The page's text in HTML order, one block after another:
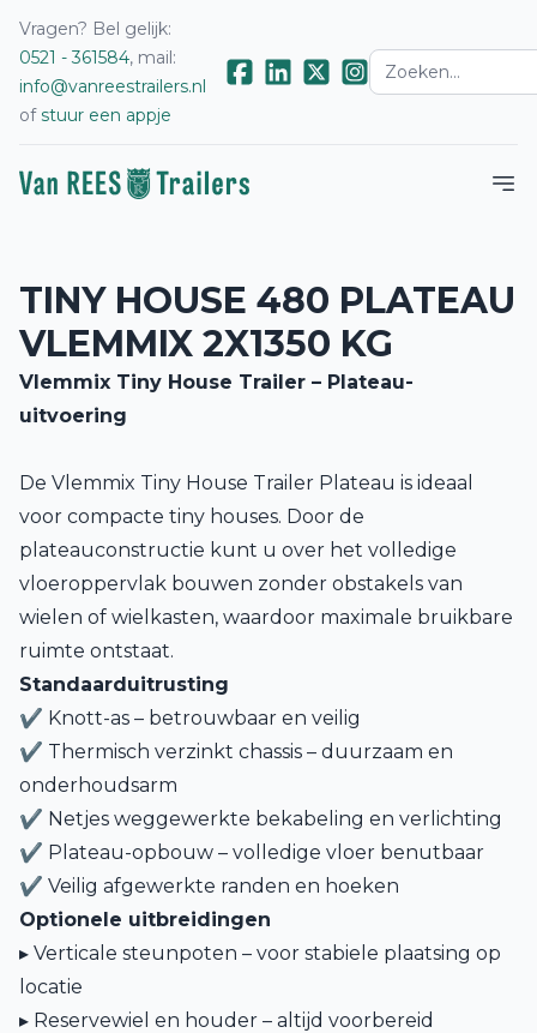
Vragen? Bel gelijk:
0521 - 361584, mail:
info@vanreestrailers.nl
ofstuur een appje
TINY HOUSE 480 PLATEAU
VLEMMIX 2X1350 KG
Vlemmix Tiny House Trailer – Plateau-
uitvoering
De Vlemmix Tiny House Trailer Plateau is ideaal
voor compacte tiny houses. Door de
plateauconstructie kunt u over het volledige
vloeroppervlak bouwen zonder obstakels van
wielen of wielkasten, waardoor maximale bruikbare
ruimte ontstaat.
Standaarduitrusting
✔ Knott-as – betrouwbaar en veilig
✔ Thermisch verzinkt chassis – duurzaam en
onderhoudsarm
✔ Netjes weggewerkte bekabeling en verlichting
✔ Plateau-opbouw – volledige vloer benutbaar
✔ Veilig afgewerkte randen en hoeken
Optionele uitbreidingen
▸ Verticale steunpoten – voor stabiele plaatsing op
locatie
▸ Reservewiel en houder – altijd voorbereid